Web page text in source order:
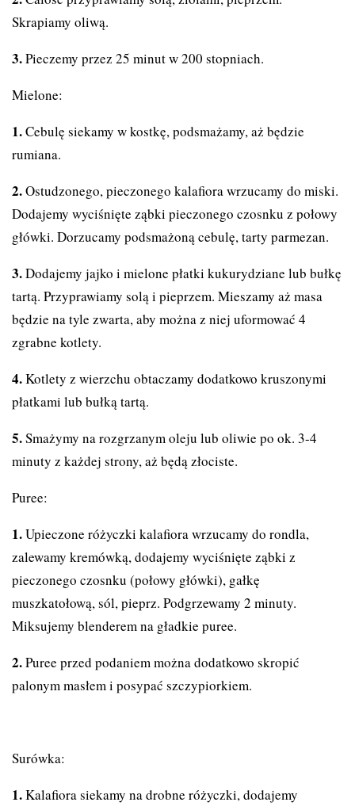
Skrapiamy oliwą.
Pieczemy przez 25 minut w 200 stopniach.
Mielone:
Cebulę siekamy w kostkę, podsmażamy, aż będzie
rumiana.
Ostudzonego, pieczonego kalafiora wrzucamy do miski.
Dodajemy wyciśnięte ząbki pieczonego czosnku z połowy
główki. Dorzucamy podsmażoną cebulę, tarty parmezan.
Dodajemy jajko i mielone płatki kukurydziane lub bułkę
tartą. Przyprawiamy solą i pieprzem. Mieszamy aż masa
będzie na tyle zwarta, aby można z niej uformować 4
zgrabne kotlety.
Kotlety z wierzchu obtaczamy dodatkowo kruszonymi
płatkami lub bułką tartą.
Smażymy na rozgrzanym oleju lub oliwie po ok. 3-4
minuty z każdej strony, aż będą złociste.
Puree:
Upieczone różyczki kalafiora wrzucamy do rondla,
zalewamy kremówką, dodajemy wyciśnięte ząbki z
pieczonego czosnku (połowy główki), gałkę
muszkatołową, sól, pieprz. Podgrzewamy 2 minuty.
Miksujemy blenderem na gładkie puree.
Puree przed podaniem można dodatkowo skropić
palonym masłem i posypać szczypiorkiem.
Surówka:
Kalafiora siekamy na drobne różyczki, dodajemy